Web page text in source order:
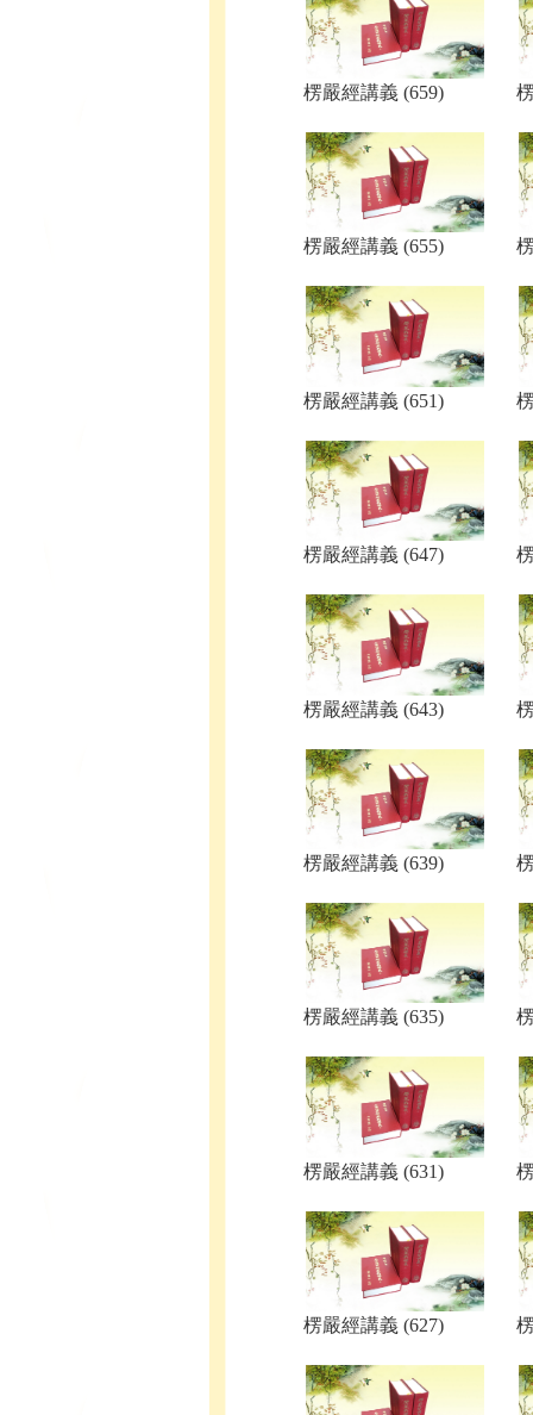
楞嚴經講義 (659)
楞嚴經講義 (655)
楞嚴經講義 (651)
楞嚴經講義 (647)
楞嚴經講義 (643)
楞嚴經講義 (639)
楞嚴經講義 (635)
楞嚴經講義 (631)
楞嚴經講義 (627)